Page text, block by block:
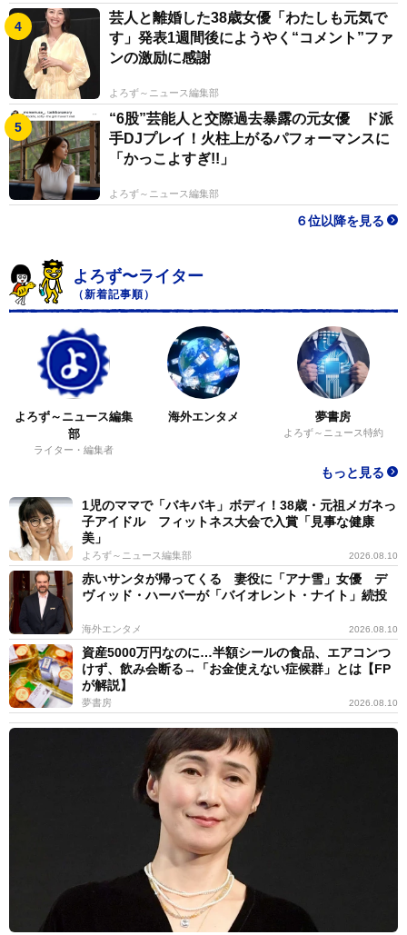
芸人と離婚した38歳女優「わたしも元気で
す」発表1週間後にようやく“コメント”ファ
ンの激励に感謝
よろず～ニュース編集部
“6股”芸能人と交際過去暴露の元女優 ド派
手DJプレイ！火柱上がるパフォーマンスに
「かっこよすぎ!!」
よろず～ニュース編集部
６位以降を見る
よろず〜ライター
（新着記事順）
よろず～ニュース編集
部
ライター・編集者
海外エンタメ 夢書房
よろず～ニュース特約
もっと見る
1児のママで「バキバキ」ボディ！38歳・元祖メガネっ
子アイドル フィットネス大会で入賞「見事な健康
美」
よろず～ニュース編集部 2026.08.10
赤いサンタが帰ってくる 妻役に「アナ雪」女優 デ
ヴィッド・ハーバーが「バイオレント・ナイト」続投
海外エンタメ 2026.08.10
資産5000万円なのに…半額シールの食品、エアコンつ
けず、飲み会断る→「お金使えない症候群」とは【FP
が解説】
夢書房 2026.08.10